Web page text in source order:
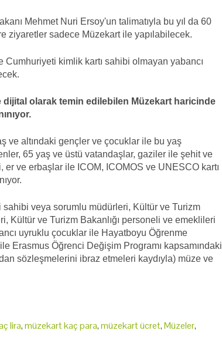
Mehmet Nuri Ersoy'un talimatıyla bu yıl da 60
ziyaretler sadece Müzekart ile yapılabilecek.
kimlik kartı sahibi olmayan yabancı
olarak temin edilebilen Müzekart haricinde
ve altındaki gençler ve çocuklar ile bu yaş
65 yaş ve üstü vatandaşlar, gaziler ile şehit ve
ve erbaşlar ile ICOM, ICOMOS ve UNESCO kartı
sahibi veya sorumlu müdürleri, Kültür ve Turizm
Kültür ve Turizm Bakanlığı personeli ve emeklileri
uyruklu çocuklar ile Hayatboyu Öğrenme
Erasmus Öğrenci Değişim Programı kapsamındaki
sözleşmelerini ibraz etmeleri kaydıyla) müze ve
lira,müzekart kaç para,müzekart ücret,Müzeler,